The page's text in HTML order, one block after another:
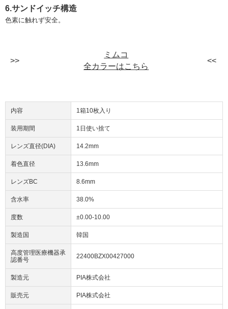
6.サンドイッチ構造
色素に触れず安全。
ミムコ
全カラーはこちら
内容 1箱10枚入り
装用期間 1日使い捨て
レンズ直径(DIA) 14.2mm
着色直径 13.6mm
レンズBC 8.6mm
含水率 38.0%
度数 ±0.00-10.00
製造国 韓国
高度管理医療機器承
認番号
22400BZX00427000
製造元 PIA株式会社
販売元 PIA株式会社